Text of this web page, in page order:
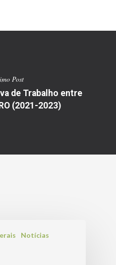
Post
de Trabalho entre
(2021-2023)
Notícias